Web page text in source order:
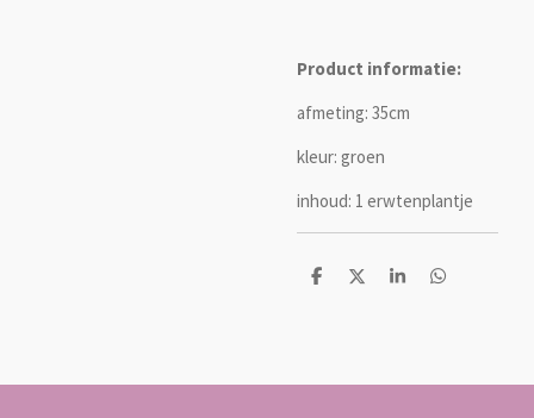
Product informatie:
afmeting: 35cm
kleur: groen
inhoud: 1 erwtenplantje
D
D
S
D